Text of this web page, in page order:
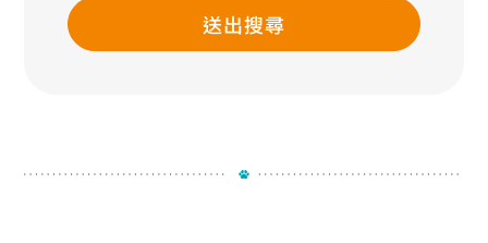
送出搜尋